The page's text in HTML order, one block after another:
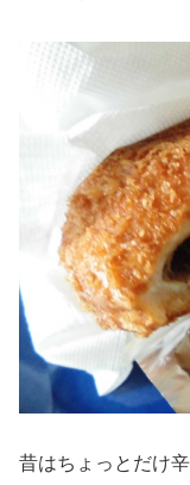
昔はちょっとだけ